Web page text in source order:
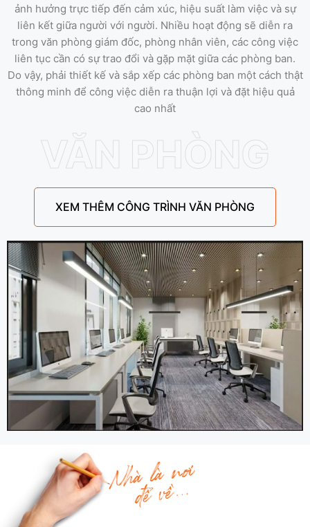
ảnh hưởng trực tiếp đến cảm xúc, hiệu suất làm việc và sự
liên kết giữa người với người. Nhiều hoạt động sẽ diễn ra
trong văn phòng giám đốc, phòng nhân viên, các công việc
liên tục cần có sự trao đổi và gặp mặt giữa các phòng ban.
Do vậy, phải thiết kế và sắp xếp các phòng ban một cách thật
thông minh để công việc diễn ra thuận lợi và đặt hiệu quả
cao nhất
VĂN PHÒNG
XEM THÊM CÔNG TRÌNH VĂN PHÒNG